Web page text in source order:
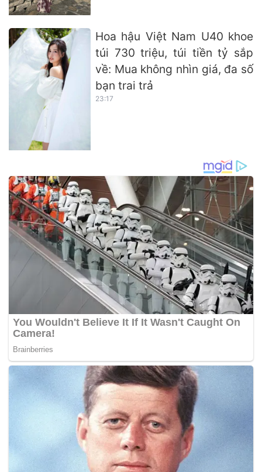
Hoa hậu Việt Nam U40 khoe
túi 730 triệu, túi tiền tỷ sắp
về: Mua không nhìn giá, đa số
bạn trai trả
23:17